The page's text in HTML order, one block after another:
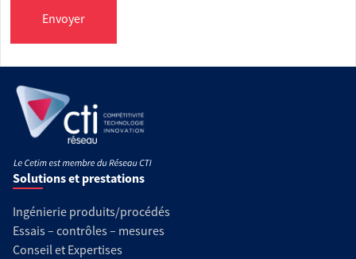
Envoyer
Solutions et prestations
Ingénierie produits/procédés
Essais – contrôles – mesures
Conseil et Expertises